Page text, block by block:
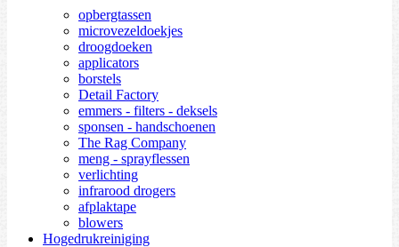
opbergtassen
microvezeldoekjes
droogdoeken
applicators
borstels
Detail Factory
emmers - filters - deksels
sponsen - handschoenen
The Rag Company
meng - sprayflessen
verlichting
infrarood drogers
afplaktape
blowers
Hogedrukreiniging